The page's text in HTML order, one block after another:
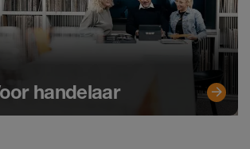
handelaar